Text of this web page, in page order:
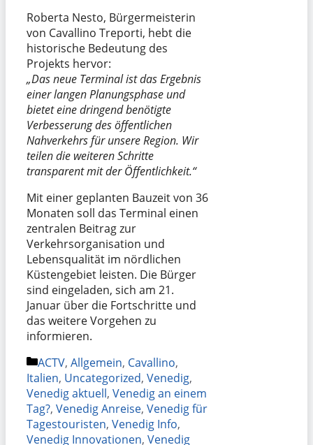
Roberta Nesto, Bürgermeisterin
von Cavallino Treporti, hebt die
historische Bedeutung des
Projekts hervor:
„Das neue Terminal ist das Ergebnis
einer langen Planungsphase und
bietet eine dringend benötigte
Verbesserung des öffentlichen
Nahverkehrs für unsere Region. Wir
teilen die weiteren Schritte
transparent mit der Öffentlichkeit.“
Mit einer geplanten Bauzeit von 36
Monaten soll das Terminal einen
zentralen Beitrag zur
Verkehrsorganisation und
Lebensqualität im nördlichen
Küstengebiet leisten. Die Bürger
sind eingeladen, sich am 21.
Januar über die Fortschritte und
das weitere Vorgehen zu
informieren.
Kategorien
ACTV, Allgemein, Cavallino,
Italien, Uncategorized, Venedig,
Venedig aktuell, Venedig an einem
Tag?, Venedig Anreise, Venedig für
Tagestouristen, Venedig Info,
Venedig Innovationen, Venedig